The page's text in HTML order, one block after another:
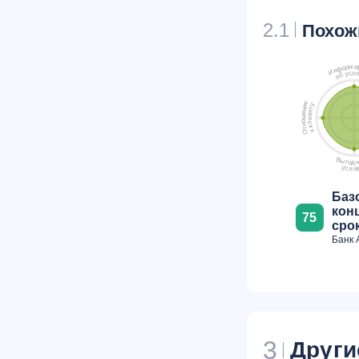
2.1
Информ и
об усло
Выгодн
услов
О
т
н
о
ш
е
н
и
е
к
к
л
и
е
н
т
у
75
Банк
3